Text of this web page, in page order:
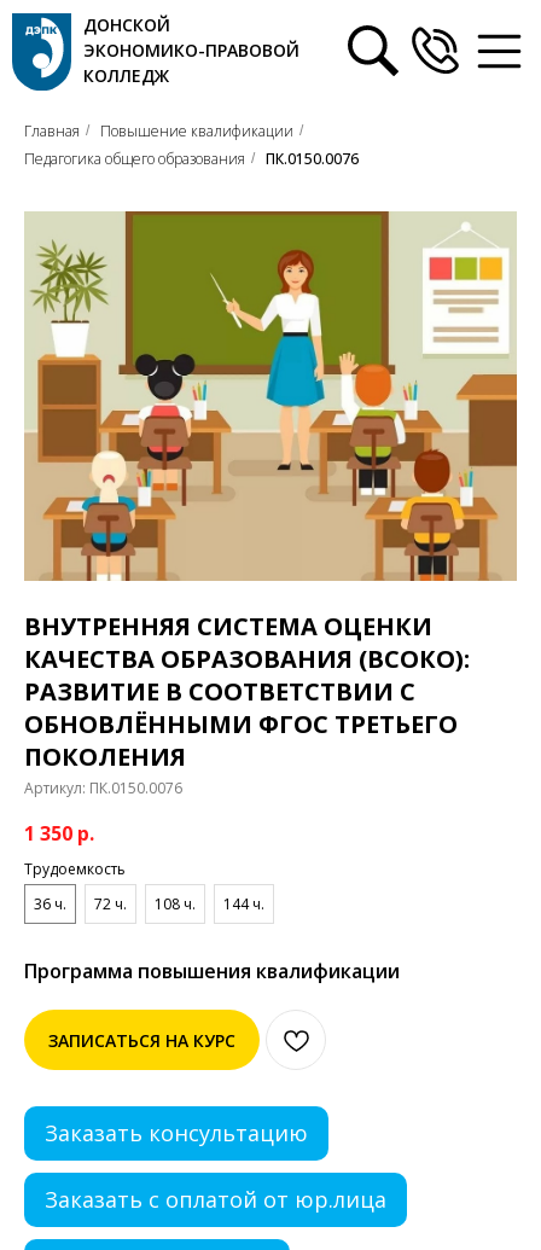
ДОНСКОЙ
ЭКОНОМИКО-ПРАВОВОЙ
КОЛЛЕДЖ
Главная / Повышение квалификации /
Педагогика общего образования / ПК.0150.0076
ВНУТРЕННЯЯ СИСТЕМА ОЦЕНКИ
КАЧЕСТВА ОБРАЗОВАНИЯ (ВСОКО):
РАЗВИТИЕ В СООТВЕТСТВИИ С
ОБНОВЛЁННЫМИ ФГОС ТРЕТЬЕГО
ПОКОЛЕНИЯ
Артикул: ПК.0150.0076
1 350 р.
Трудоемкость
36 ч.
72 ч. 108 ч. 144 ч.
Программа повышения квалификации
ЗАПИСАТЬСЯ НА КУРС
Заказать консультацию
Заказать с оплатой от юр.лица